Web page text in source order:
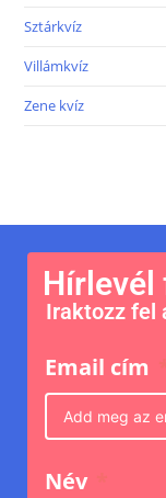
Sztárkvíz
Villámkvíz
Zene kvíz
Hírlevél
Iraktozz fel
Email cím
Név